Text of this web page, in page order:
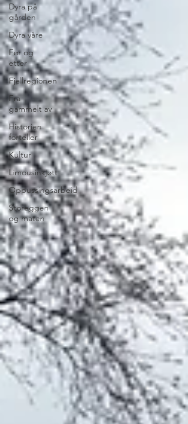
Dyra på
gården
Dyra våre
Før og
etter
Fjellregionen
Fra
gammelt av
Historien
forteller
Kultur
Limousinkjøtt
Oppussingsarbeid
Storeggen
og maten